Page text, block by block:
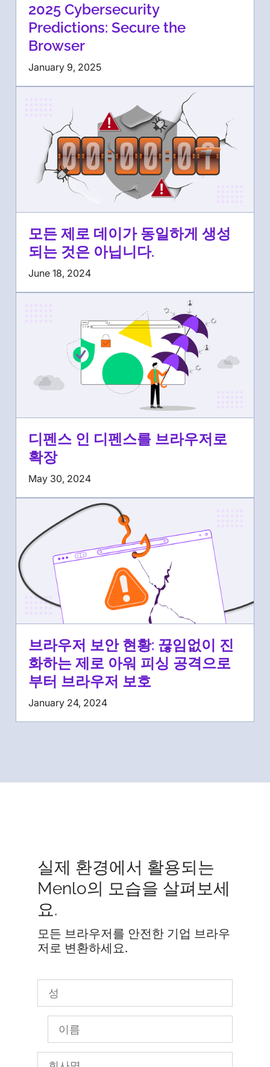
2025 Cybersecurity
Predictions: Secure the
Browser
January 9, 2025
모든 제로 데이가 동일하게 생성
되는 것은 아닙니다.
June 18, 2024
디펜스 인 디펜스를 브라우저로
확장
May 30, 2024
브라우저 보안 현황: 끊임없이 진
화하는 제로 아워 피싱 공격으로
부터 브라우저 보호
January 24, 2024
실제 환경에서 활용되는
Menlo의 모습을 살펴보세
요.
모든 브라우저를 안전한 기업 브라우
저로 변환하세요.